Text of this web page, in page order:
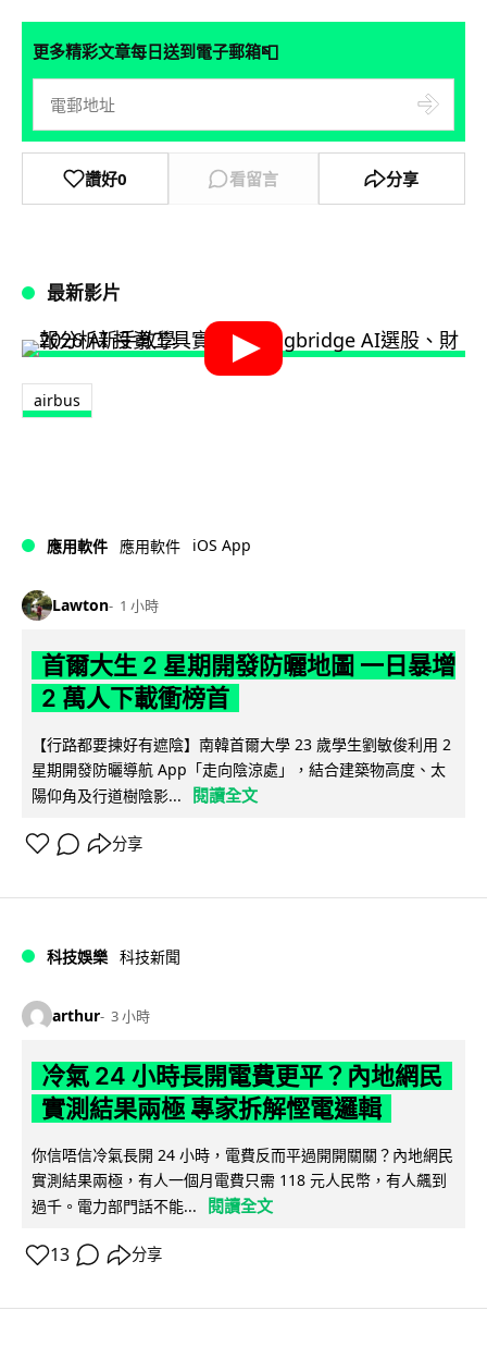
更多精彩文章每日送到電子郵箱📮
讚好0 看留言 分享
最新影片
airbus
應用軟件 應用軟件 iOS App
Lawton 1 小時
首爾大生 2 星期開發防曬地圖 一日暴增
2 萬人下載衝榜首
【行路都要揀好有遮陰】南韓首爾大學 23 歲學生劉敏俊利用 2
星期開發防曬導航 App「走向陰涼處」，結合建築物高度、太
陽仰角及行道樹陰影...
閱讀全文
分享
科技娛樂 科技新聞
arthur 3 小時
冷氣 24 小時長開電費更平？內地網民
實測結果兩極 專家拆解慳電邏輯
你信唔信冷氣長開 24 小時，電費反而平過開開關關？內地網民
實測結果兩極，有人一個月電費只需 118 元人民幣，有人飆到
過千。電力部門話不能...
閱讀全文
13 分享